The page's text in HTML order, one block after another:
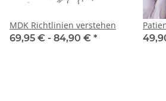
MDK Richtlinien verstehen
69,95 € - 84,90 € *